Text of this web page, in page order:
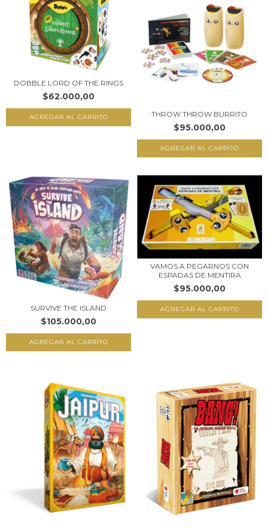
DOBBLE LORD OF THE RINGS
$62.000,00
THROW THROW BURRITO
$95.000,00
SURVIVE THE ISLAND
$105.000,00
VAMOS A PEGARNOS CON
ESPADAS DE MENTIRA
$95.000,00